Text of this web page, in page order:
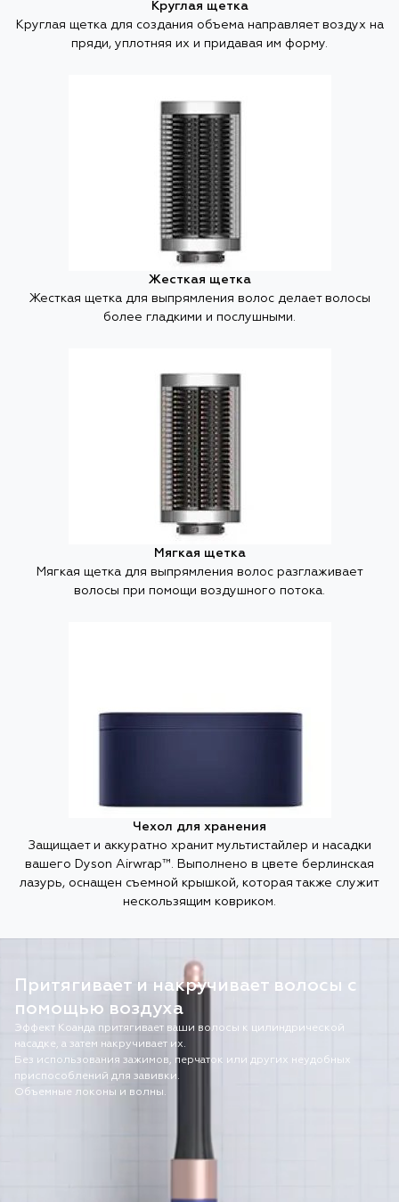
Круглая щетка
Круглая щетка для создания объема направляет воздух на
пряди, уплотняя их и придавая им форму.
Жесткая щетка
Жесткая щетка для выпрямления волос делает волосы
более гладкими и послушными.
Мягкая щетка
Мягкая щетка для выпрямления волос разглаживает
волосы при помощи воздушного потока.
Чехол для хранения
Защищает и аккуратно хранит мультистайлер и насадки
вашего Dyson Airwrap™. Выполнено в цвете берлинская
лазурь, оснащен съемной крышкой, которая также служит
нескользящим ковриком.
Притягивает и накручивает волосы с
помощью воздуха
Эффект Коанда притягивает ваши волосы к цилиндрической
насадке, а затем накручивает их.
Без использования зажимов, перчаток или других неудобных
приспособлений для завивки.
Объемные локоны и волны.